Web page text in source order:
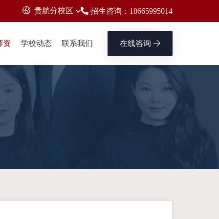
贵航分校区 招生咨询：18665995014
资 学校动态 联系我们 在线咨询